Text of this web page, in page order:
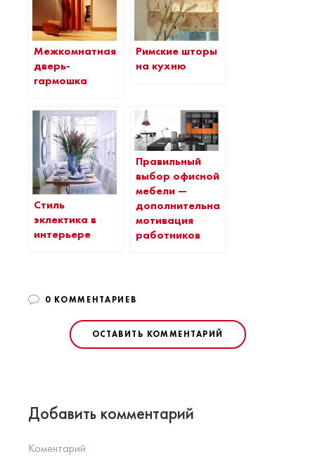
Межкомнатная
дверь-
гармошка
Римские шторы
на кухню
Стиль
эклектика в
интерьере
Правильный
выбор офисной
мебели —
дополнительная
мотивация
работников
0 КОММЕНТАРИЕВ
ОСТАВИТЬ КОММЕНТАРИЙ
Добавить комментарий
Коментарий